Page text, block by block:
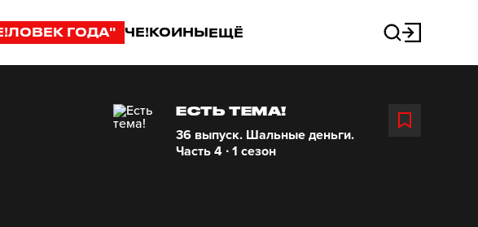
ГОДА" ЧЕ!КОИНЫЕЩЁ
ЕСТЬ ТЕМА!
36 выпуск. Шальные деньги.
Часть 4 ∙ 1 сезон